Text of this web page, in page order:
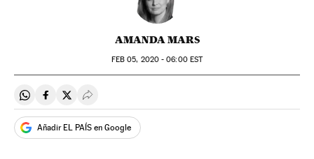
AMANDA MARS
FEB 05, 2020 - 06:00EST
Compartir en Whatsapp
Compartir en Facebook
Compartir en Twitter
Desplegar Redes Sociales
Añadir EL PAÍS en Google